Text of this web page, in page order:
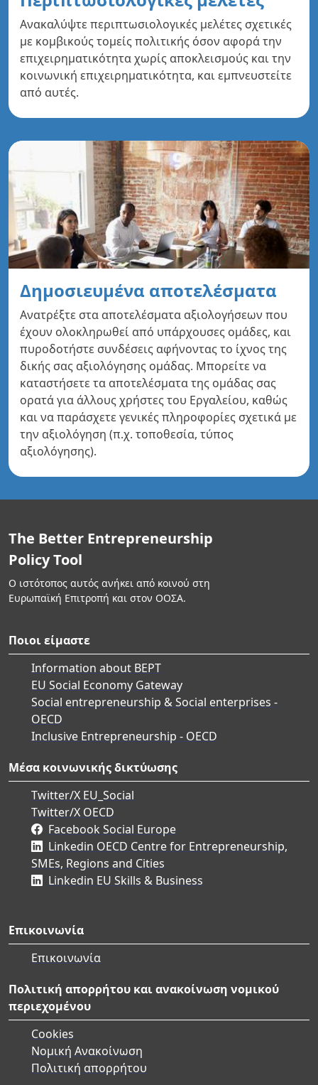
Ανακαλύψτε περιπτωσιολογικές μελέτες σχετικές
με κομβικούς τομείς πολιτικής όσον αφορά την
επιχειρηματικότητα χωρίς αποκλεισμούς και την
κοινωνική επιχειρηματικότητα, και εμπνευστείτε
από αυτές.
Δημοσιευμένα αποτελέσματα
Ανατρέξτε στα αποτελέσματα αξιολογήσεων που
έχουν ολοκληρωθεί από υπάρχουσες ομάδες, και
πυροδοτήστε συνδέσεις αφήνοντας το ίχνος της
δικής σας αξιολόγησης ομάδας. Μπορείτε να
καταστήσετε τα αποτελέσματα της ομάδας σας
ορατά για άλλους χρήστες του Εργαλείου, καθώς
και να παράσχετε γενικές πληροφορίες σχετικά με
την αξιολόγηση (π.χ. τοποθεσία, τύπος
αξιολόγησης).
The Better Entrepreneurship
Policy Tool
Ο ιστότοπος αυτός ανήκει από κοινού στη
Ευρωπαϊκή Επιτροπή και στον ΟΟΣΑ.
Ποιοι είμαστε
Information about BEPT
EU Social Economy Gateway
Social entrepreneurship & Social enterprises -
OECD
Inclusive Entrepreneurship - OECD
Μέσα κοινωνικής δικτύωσης
Twitter/X EU_Social
Twitter/X OECD
Facebook Social Europe
Linkedin OECD Centre for Entrepreneurship,
SMEs, Regions and Cities
Linkedin EU Skills & Business
Επικοινωνία
Επικοινωνία
Πολιτική απορρήτου και ανακοίνωση νομικού
περιεχομένου
Cookies
Νομική Ανακοίνωση
Πολιτική απορρήτου